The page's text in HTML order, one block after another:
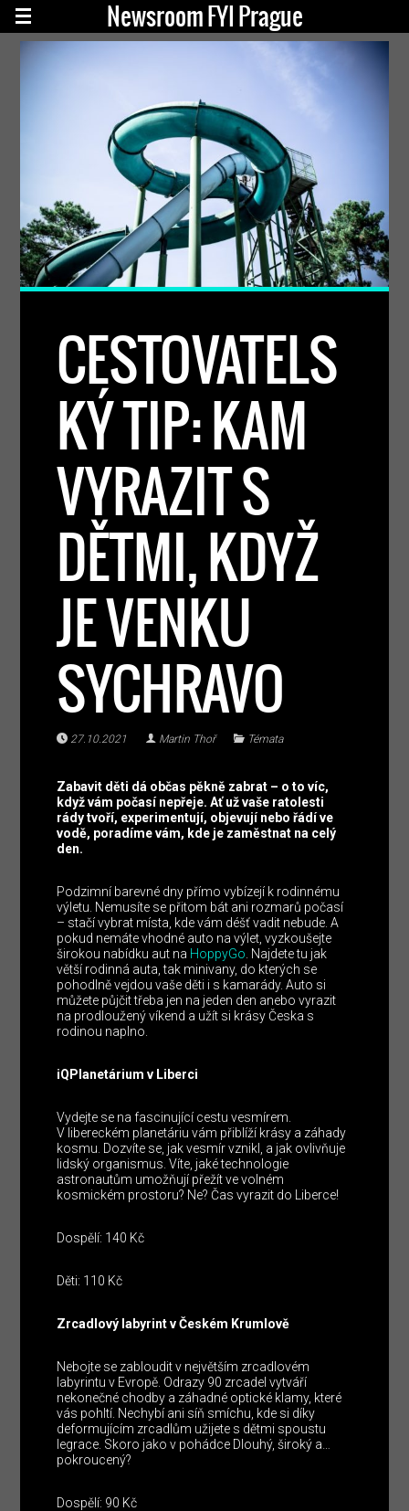
Newsroom FYI Prague
CESTOVATELS
KÝ TIP: KAM
VYRAZIT S
DĚTMI, KDYŽ
JE VENKU
SYCHRAVO
27.10.2021 Martin Thoř Témata
Zabavit děti dá občas pěkně zabrat – o to víc,
když vám počasí nepřeje. Ať už vaše ratolesti
rády tvoří, experimentují, objevují nebo řádí ve
vodě, poradíme vám, kde je zaměstnat na celý
den.
Podzimní barevné dny přímo vybízejí k rodinnému
výletu. Nemusíte se přitom bát ani rozmarů počasí
– stačí vybrat místa, kde vám déšť vadit nebude. A
pokud nemáte vhodné auto na výlet, vyzkoušejte
širokou nabídku aut na HoppyGo . Najdete tu jak
větší rodinná auta, tak minivany, do kterých se
pohodlně vejdou vaše děti i s kamarády. Auto si
můžete půjčit třeba jen na jeden den anebo vyrazit
na prodloužený víkend a užít si krásy Česka s
rodinou naplno.
iQPlanetárium v Liberci
Vydejte se na fascinující cestu vesmírem.
V libereckém planetáriu vám přiblíží krásy a záhady
kosmu. Dozvíte se, jak vesmír vznikl, a jak ovlivňuje
lidský organismus. Víte, jaké technologie
astronautům umožňují přežít ve volném
kosmickém prostoru? Ne? Čas vyrazit do Liberce!
Dospělí: 140 Kč
Děti: 110 Kč
Zrcadlový labyrint v Českém Krumlově
Nebojte se zabloudit v největším zrcadlovém
labyrintu v Evropě. Odrazy 90 zrcadel vytváří
nekonečné chodby a záhadné optické klamy, které
vás pohltí. Nechybí ani síň smíchu, kde si díky
deformujícím zrcadlům užijete s dětmi spoustu
legrace. Skoro jako v pohádce Dlouhý, široký a…
pokroucený?
Dospělí: 90 Kč